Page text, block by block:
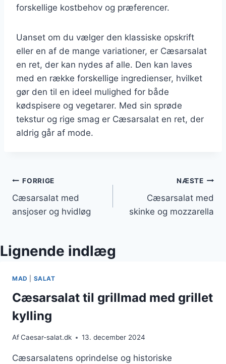
forskellige kostbehov og præferencer.
Uanset om du vælger den klassiske opskrift
eller en af de mange variationer, er Cæsarsalat
en ret, der kan nydes af alle. Den kan laves
med en række forskellige ingredienser, hvilket
gør den til en ideel mulighed for både
kødspisere og vegetarer. Med sin sprøde
tekstur og rige smag er Cæsarsalat en ret, der
aldrig går af mode.
Indlægsnavigation
FORRIGE
Cæsarsalat med
ansjoser og hvidløg
NÆSTE
Cæsarsalat med
skinke og mozzarella
Lignende indlæg
MAD SALAT
Cæsarsalat til grillmad med grillet
kylling
AfCaesar-salat.dk 13. december 2024
Cæsarsalatens oprindelse og historiske